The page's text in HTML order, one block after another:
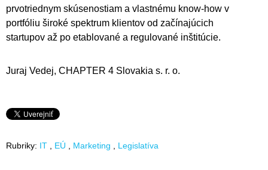
prvotriednym skúsenostiam a vlastnému know-how v
portfóliu široké spektrum klientov od začínajúcich
startupov až po etablované a regulované inštitúcie.
Juraj Vedej, CHAPTER 4 Slovakia s. r. o.
Rubriky: IT EÚ Marketing Legislatíva